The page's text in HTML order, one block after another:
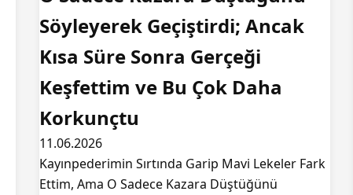
Söyleyerek Geçiştirdi; Ancak
Kısa Süre Sonra Gerçeği
Keşfettim ve Bu Çok Daha
Korkunçtu
11.06.2026
Kayınpederimin Sırtında Garip Mavi Lekeler Fark
Ettim, Ama O Sadece Kazara Düştüğünü